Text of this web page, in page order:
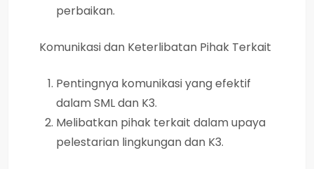
perbaikan.
Komunikasi dan Keterlibatan Pihak Terkait
Pentingnya komunikasi yang efektif
dalam SML dan K3.
Melibatkan pihak terkait dalam upaya
pelestarian lingkungan dan K3.